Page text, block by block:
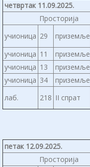
четвртак 11.09.2025.
Просторија
учионица 29 приземље
учионица 11 приземље
учионица 13 приземље
учионица 34 приземље
лаб.
218 II спрат
петак 12.09.2025.
Просторија